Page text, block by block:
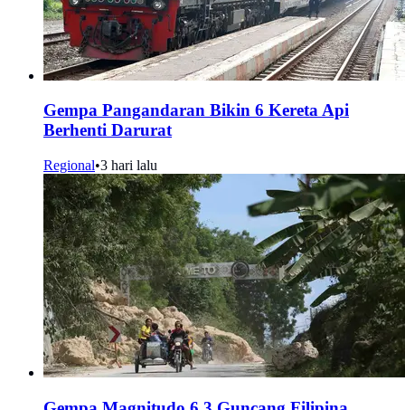
Gempa Pangandaran Bikin 6 Kereta Api
Berhenti Darurat
Regional•3 hari lalu